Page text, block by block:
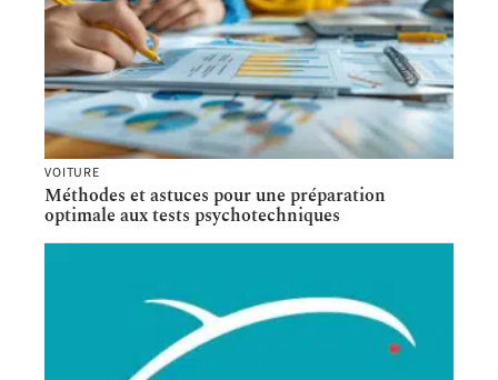
VOITURE
Méthodes et astuces pour une préparation
optimale aux tests psychotechniques